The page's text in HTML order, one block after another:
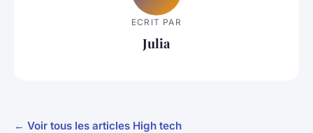
ECRIT PAR
Julia
← Voir tous les articles High tech